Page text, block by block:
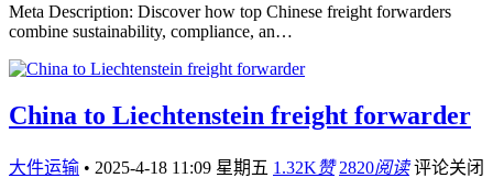
Meta Description: Discover how top Chinese freight forwarders
combine sustainability, compliance, an…
China to Liechtenstein freight forwarder
大件运输 • 2025-4-18 11:09 星期五 1.32K赞 2820阅读 评论关闭